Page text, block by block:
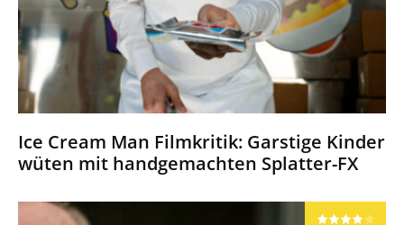
Ice Cream Man Filmkritik: Garstige Kinder
wüten mit handgemachten Splatter-FX